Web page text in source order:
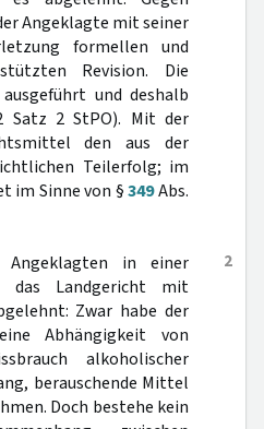
Angeklagte mit seiner
formellen und
Revision. Die
und deshalb
Satz 2 StPO). Mit der
den aus der
Teilerfolg; im
im Sinne von §349Abs.
2
Angeklagten in einer
das Landgericht mit
Zwar habe der
Abhängigkeit von
alkoholischer
berauschende Mittel
Doch bestehe kein